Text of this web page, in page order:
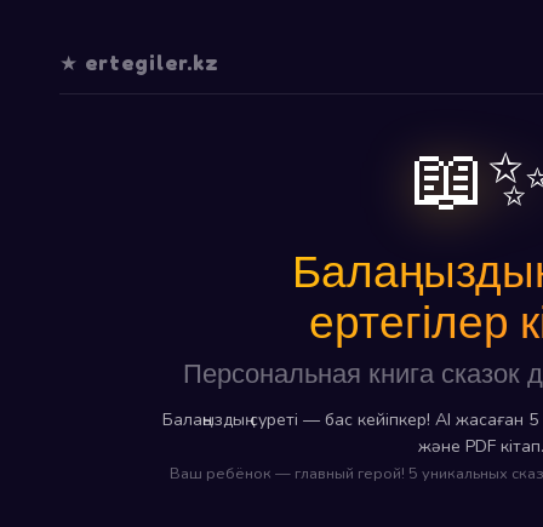
★ ertegiler.kz
ертегілер
Персональная книга сказок
Балаңыздың суреті — бас кейіпкер! AI жасаған
және PDF кітап.
Ваш ребёнок — главный герой! 5 уникальных